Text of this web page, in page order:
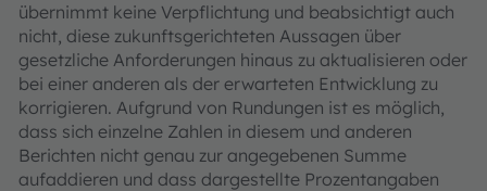
übernimmt keine Verpflichtung und beabsichtigt auch
nicht, diese zukunftsgerichteten Aussagen über
gesetzliche Anforderungen hinaus zu aktualisieren oder
bei einer anderen als der erwarteten Entwicklung zu
korrigieren. Aufgrund von Rundungen ist es möglich,
dass sich einzelne Zahlen in diesem und anderen
Berichten nicht genau zur angegebenen Summe
aufaddieren und dass dargestellte Prozentangaben